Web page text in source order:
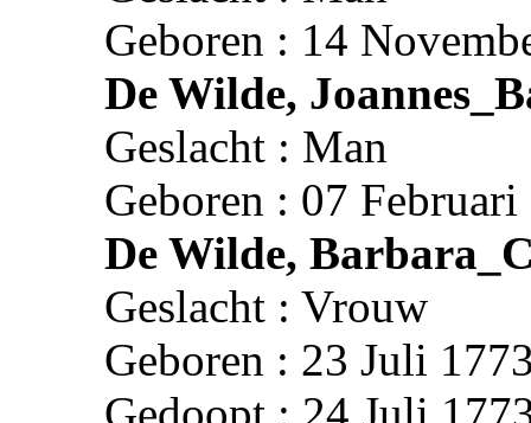
Geboren : 14
De Wilde,
Geslacht : Man
Geboren : 07
De Wilde,
Geslacht : Vrouw
Geboren : 23 Juli